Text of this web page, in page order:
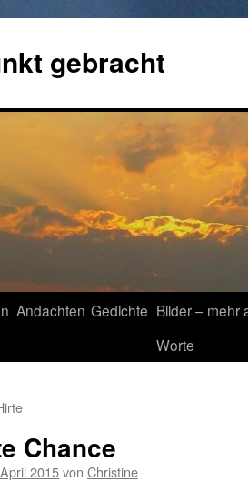
gebracht
Andachten Gedichte Bilder – mehr
Worte
Chance
2015von Christine